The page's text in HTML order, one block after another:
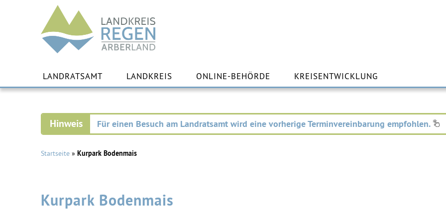
Landkreis
Regen
Inhalt
springen
LANDRATSAMT LANDKREIS ONLINE-BEHÖRDE KREISENTWICKLUNG
Für einen Besuch am Landratsamt wird eine vorherige Terminvereinbarung empfohlen.
Startseite » Kurpark Bodenmais
Kurpark Bodenmais